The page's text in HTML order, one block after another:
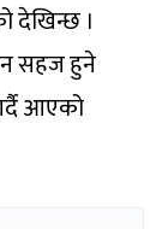
देखिन्छ ।
सहज हुने
आएको